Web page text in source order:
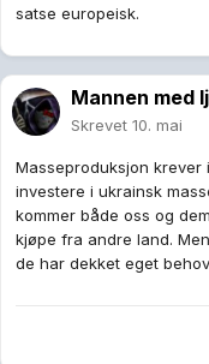
satse europeisk.
Mannen med
Skrevet 10. mai
Masseproduksjon krever
investere i ukrainsk
kommer både oss og
kjøpe fra andre land.
de har dekket eget